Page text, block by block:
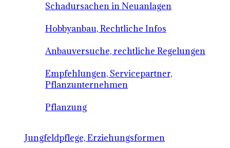
Schadursachen in Neuanlagen
Hobbyanbau, Rechtliche Infos
Anbauversuche, rechtliche Regelungen
Empfehlungen, Servicepartner,
Pflanzunternehmen
Pflanzung
Jungfeldpflege, Erziehungsformen